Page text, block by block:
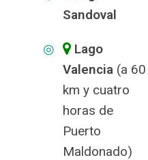
Sandoval
Lago
Valencia (a 60
km y cuatro
horas de
Puerto
Maldonado)